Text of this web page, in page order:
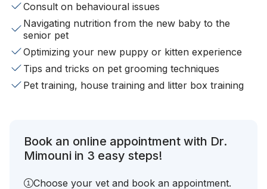
Consult on behavioural issues
Navigating nutrition from the new baby to the
senior pet
Optimizing your new puppy or kitten experience
Tips and tricks on pet grooming techniques
Pet training, house training and litter box training
Book an online appointment with Dr.
Mimouni in 3 easy steps!
Choose your vet and book an appointment.